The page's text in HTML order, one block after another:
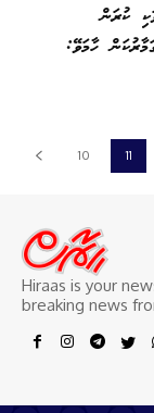
ކުރަން
ހާމަވޭ:
10 11
Hiraas is your
breaking news